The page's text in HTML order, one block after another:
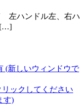
左ハンドル左、右ハ
[…]
(新しいウィンドウで
リックしてください
す)